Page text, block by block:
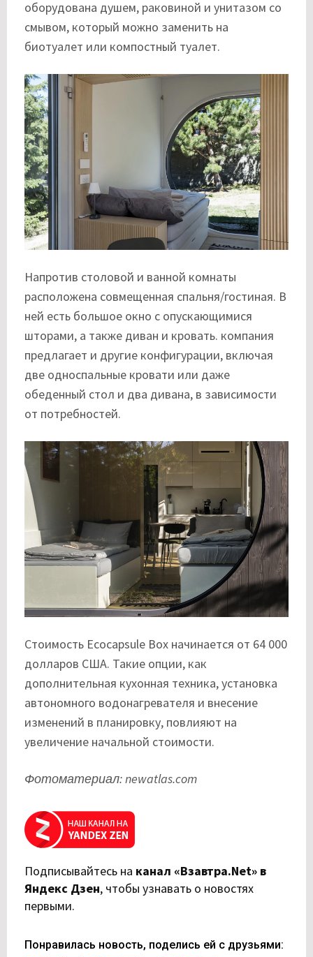
оборудована душем, раковиной и унитазом со
смывом, который можно заменить на
биотуалет или компостный туалет.
Напротив столовой и ванной комнаты
расположена совмещенная спальня/гостиная. В
ней есть большое окно с опускающимися
шторами, а также диван и кровать. компания
предлагает и другие конфигурации, включая
две односпальные кровати или даже
обеденный стол и два дивана, в зависимости
от потребностей.
Стоимость Ecocapsule Box начинается от 64 000
долларов США. Такие опции, как
дополнительная кухонная техника, установка
автономного водонагревателя и внесение
изменений в планировку, повлияют на
увеличение начальной стоимости.
Фотоматериал: newatlas.com
Подписывайтесь на канал «Взавтра.Net» в
Яндекс Дзен, чтобы узнавать о новостях
первыми.
Понравилась новость, поделись ей с друзьями: